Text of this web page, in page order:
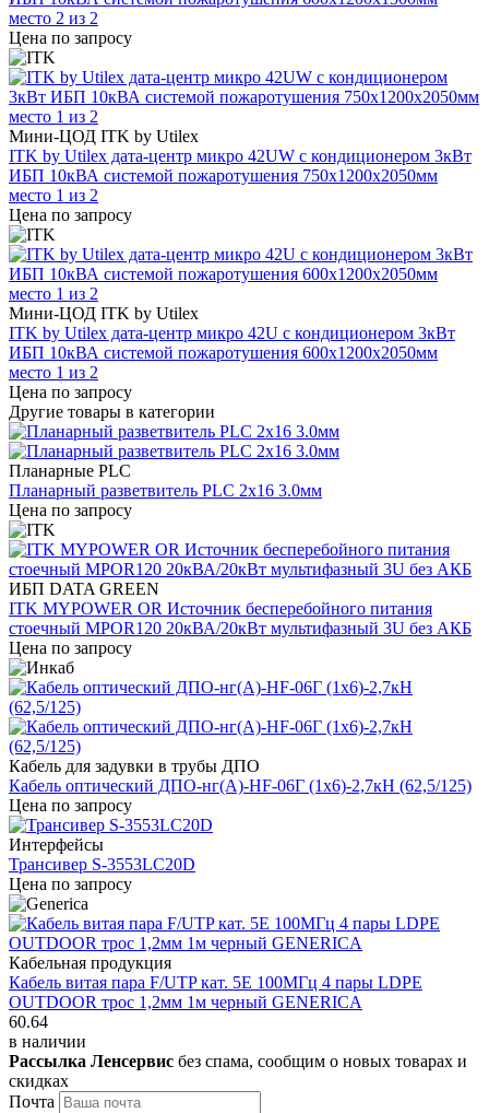
место 2 из 2
Цена по запросу
Мини-ЦОД ITK by Utilex
ITK by Utilex дата-центр микро 42UW с кондиционером 3кВт
ИБП 10кВА системой пожаротушения 750х1200х2050мм
место 1 из 2
Цена по запросу
Мини-ЦОД ITK by Utilex
ITK by Utilex дата-центр микро 42U с кондиционером 3кВт
ИБП 10кВА системой пожаротушения 600х1200х2050мм
место 1 из 2
Цена по запросу
Другие товары в категории
Планарные PLC
Планарный разветвитель PLC 2x16 3.0мм
Цена по запросу
ИБП DATA GREEN
ITK MYPOWER OR Источник бесперебойного питания
стоечный MPOR120 20кВА/20кВт мультифазный 3U без АКБ
Цена по запросу
Кабель для задувки в трубы ДПО
Кабель оптический ДПО-нг(A)-HF-06Г (1х6)-2,7кН (62,5/125)
Цена по запросу
Интерфейсы
Трансивер S-3553LC20D
Цена по запросу
Кабельная продукция
Кабель витая пара F/UTP кат. 5E 100МГц 4 пары LDPE
OUTDOOR трос 1,2мм 1м черный GENERICA
60.64
в наличии
Рассылка Ленсервис без спама, сообщим о новых товарах и
скидках
Почта